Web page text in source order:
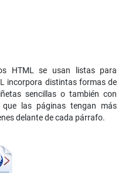
HTML se usan listas para
incorpora distintas formas de
sencillas o también con
las páginas tengan más
delante de cada párrafo.